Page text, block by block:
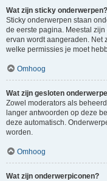
Wat zijn sticky onderwerpen?
Sticky onderwerpen staan
de eerste pagina. Meestal
ervan wordt aangeraden. Net
welke permissies je moet
Omhoog
Wat zijn gesloten
Zowel moderators als
langer antwoorden op deze
deze automatisch.
worden.
Omhoog
Wat zijn onderwerpiconen?